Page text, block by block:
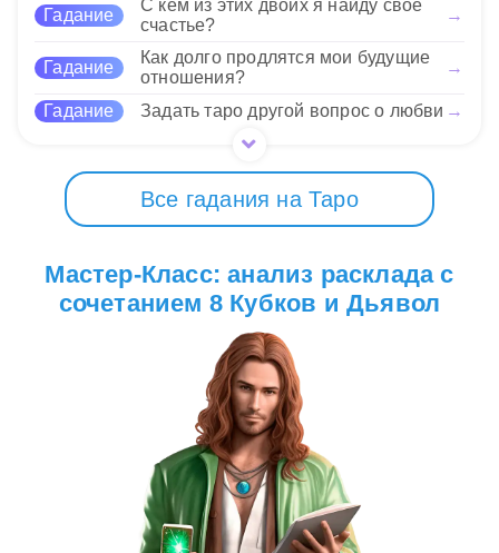
зависимостями, поиском новых путей в
эмоциональные тяжести.
20 Нравится
Гадание
С кем из этих двоих я найду свое
счастье?
→
Гадание
Как долго продлятся мои будущие
отношения?
→
Гадание Задать таро другой вопрос о любви →
Все гадания на Таро
Мастер-Класс: анализ расклада с
сочетанием 8 Кубков и Дьявол